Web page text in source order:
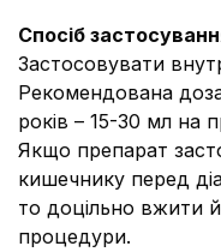
Спосіб
Застосовувати
Рекомендована
років – 15-30 мл на
Якщо препарат
кишечнику перед
то доцільно вжити
процедури.